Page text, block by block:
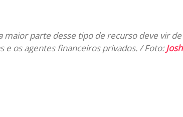
maior parte desse tipo de recurso deve vir de
os agentes financeiros privados. / Foto:Josh